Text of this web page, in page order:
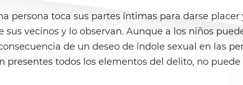
persona toca sus partes íntimas para darse
sus vecinos y lo observan. Aunque a los niños
de un deseo de índole sexual en las
presentes todos los elementos del delito, no